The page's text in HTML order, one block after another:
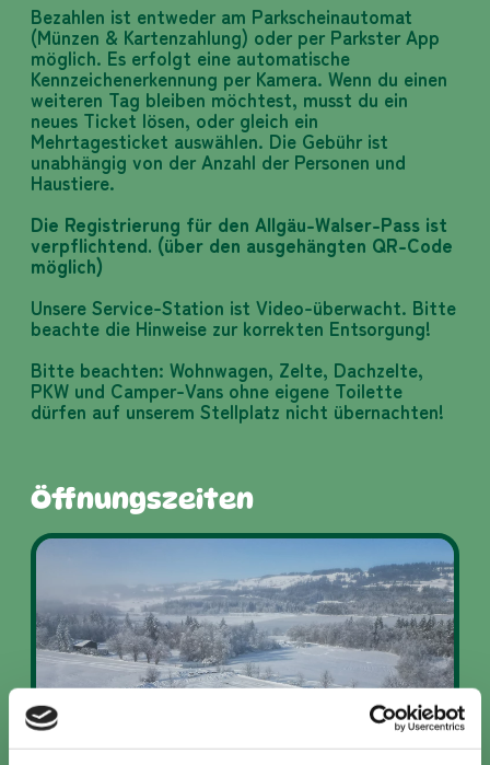
Bezahlen ist entweder am Parkscheinautomat
(Münzen & Kartenzahlung) oder per Parkster App
möglich. Es erfolgt eine automatische
Kennzeichenerkennung per Kamera. Wenn du einen
weiteren Tag bleiben möchtest, musst du ein
neues Ticket lösen, oder gleich ein
Mehrtagesticket auswählen. Die Gebühr ist
unabhängig von der Anzahl der Personen und
Haustiere.
Die Registrierung für den Allgäu-Walser-Pass ist
verpflichtend. (über den ausgehängten QR-Code
möglich)
Unsere Service-Station ist Video-überwacht. Bitte
beachte die Hinweise zur korrekten Entsorgung!
Bitte beachten: Wohnwagen, Zelte, Dachzelte,
PKW und Camper-Vans ohne eigene Toilette
dürfen auf unserem Stellplatz nicht übernachten!
Öffnungszeiten